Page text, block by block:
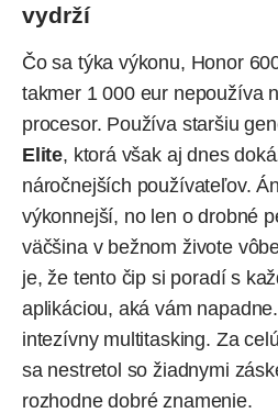
vydrží
Čo sa týka výkonu, Honor
takmer 1 000 eur nepoužíva
procesor. Používa staršiu
Elite, ktorá však aj dnes
náročnejších používateľov.
výkonnejší, no len o drobné
väčšina v bežnom živote
je, že tento čip si poradí s
aplikáciou, aká vám
intezívny multitasking. Za
sa nestretol so žiadnymi
rozhodne dobré znamenie.